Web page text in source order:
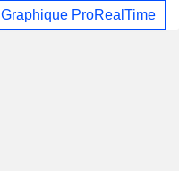
Graphique ProRealTime